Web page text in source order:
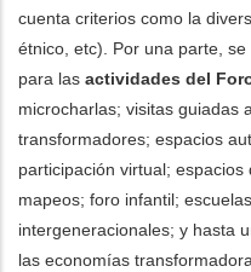
cuenta criterios como la
étnico, etc). Por una parte,
para las actividades del
microcharlas; visitas guiadas
transformadores; espacios
participación virtual;
mapeos; foro infantil;
intergeneracionales; y hasta
las economías